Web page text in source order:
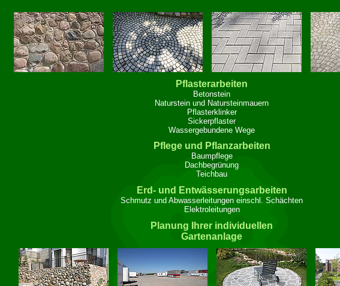
Pflasterarbeiten
Betonstein
Naturstein und Natursteinmauern
Pflasterklinker
Sickerpflaster
Wassergebundene Wege
Pflege und Pflanzarbeiten
Baumpflege
Dachbegrünung
Teichbau
Erd- und Entwässerungsarbeiten
Schmutz und Abwasserleitungen einschl. Schächten
Elektroleitungen
Planung Ihrer individuellen
Gartenanlage